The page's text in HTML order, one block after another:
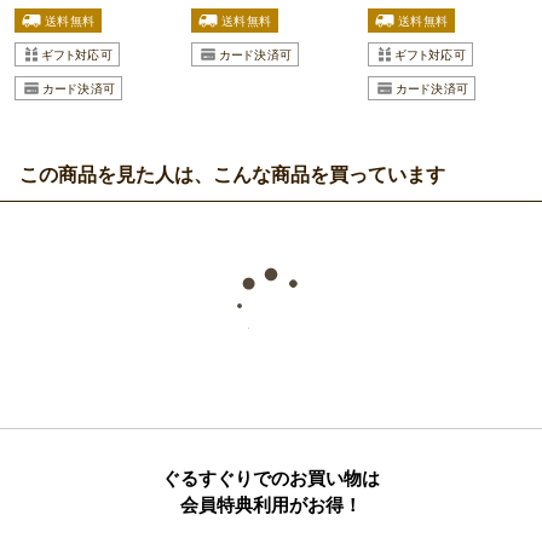
この商品を見た人は、こんな商品を買っています
ぐるすぐりでのお買い物は
会員特典利用がお得！